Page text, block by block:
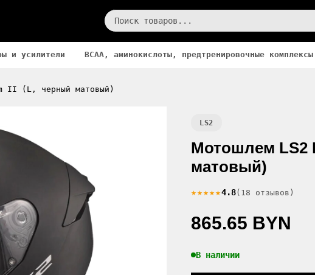
и усилители BCAA, аминокислоты, предтренировочные
II (L, черный матовый)
LS2
Мотошлем LS2
матовый)
★★★★★4.8(18 отзывов)
865.65 BYN
В наличии